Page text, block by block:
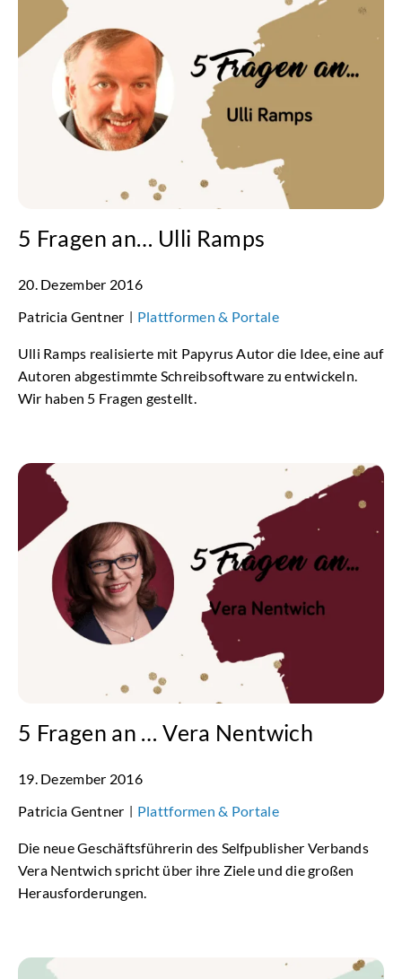
5 Fragen an… Ulli Ramps
20. Dezember 2016
Patricia Gentner | Plattformen & Portale
Ulli Ramps realisierte mit Papyrus Autor die Idee, eine auf
Autoren abgestimmte Schreibsoftware zu entwickeln.
Wir haben 5 Fragen gestellt.
5 Fragen an … Vera Nentwich
19. Dezember 2016
Patricia Gentner | Plattformen & Portale
Die neue Geschäftsführerin des Selfpublisher Verbands
Vera Nentwich spricht über ihre Ziele und die großen
Herausforderungen.